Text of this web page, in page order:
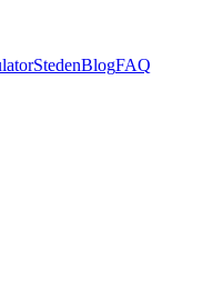
StedenBlogFAQ